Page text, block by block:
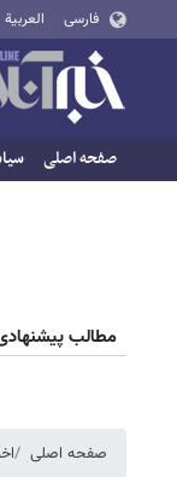
فارسی العربية
صفحه اصلی
مطالب
صفحه اصلی